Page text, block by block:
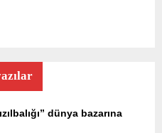
dünya bazarına